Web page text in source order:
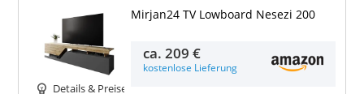
Details & Preise
Mirjan24 TV Lowboard Nesezi 200
ca.209 €
kostenlose Lieferung